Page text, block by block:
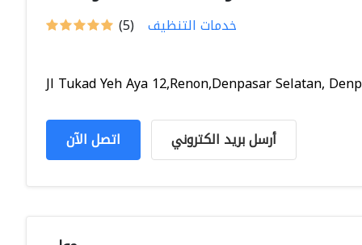
(5) خدمات التنظيف
Jl Tukad Yeh Aya 12,Renon,Denpasar Selatan,
اتصل الآن أرسل بريد الكتروني